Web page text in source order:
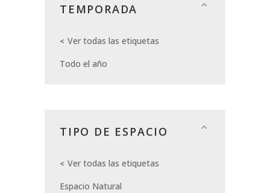
TEMPORADA
Ver todas las etiquetas
Todo el año
TIPO DE ESPACIO
Ver todas las etiquetas
Espacio Natural